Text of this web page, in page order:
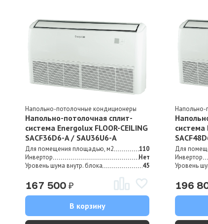
Напольно-потолочные кондиционеры
Напольно-потолочная сплит-
система Energolux FLOOR-CEILING
SAСF36D6-A / SAU36U6-A
Для помещения площадью, м2
110
Инвертор
Нет
Уровень шума внутр. блока
45
167 500₽
В корзину
Напольно-
система
Для
Инвертор
Уровень
196